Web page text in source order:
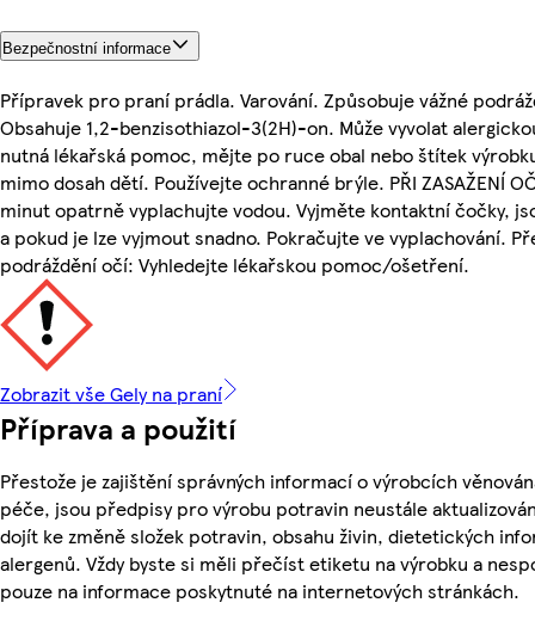
Bezpečnostní informace
Přípravek pro praní prádla. Varování. Způsobuje vážné
Obsahuje 1,2-benzisothiazol-3(2H)-on. Může vyvolat
nutná lékařská pomoc, mějte po ruce obal nebo štítek
mimo dosah dětí. Používejte ochranné brýle. PŘI ZASAŽENÍ
minut opatrně vyplachujte vodou. Vyjměte kontaktní čočky,
a pokud je lze vyjmout snadno. Pokračujte ve vyplachování.
podráždění očí: Vyhledejte lékařskou pomoc/ošetření.
Zobrazit vše Gely na praní
Příprava a použití
Přestože je zajištění správných informací o výrobcích
péče, jsou předpisy pro výrobu potravin neustále
dojít ke změně složek potravin, obsahu živin, dietetických
alergenů. Vždy byste si měli přečíst etiketu na výrobku a
pouze na informace poskytnuté na internetových stránkách.